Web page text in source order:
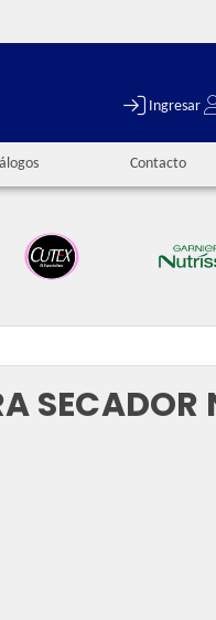
Ingresar
Contacto
SECADOR